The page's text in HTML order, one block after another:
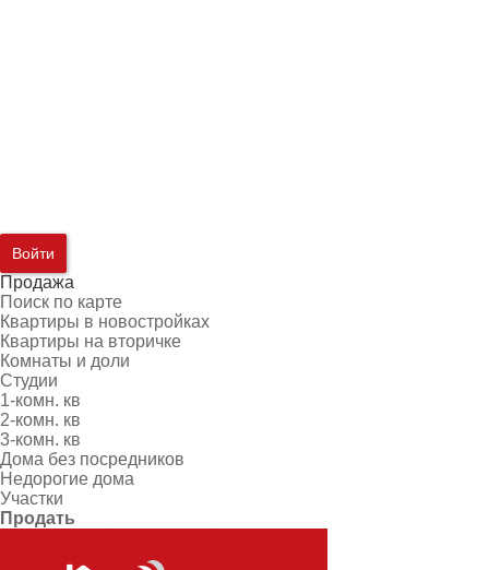
Войти
Продажа
Поиск по карте
Квартиры в новостройках
Квартиры на вторичке
Комнаты и доли
Студии
1-комн. кв
2-комн. кв
3-комн. кв
Дома без посредников
Недорогие дома
Участки
Продать